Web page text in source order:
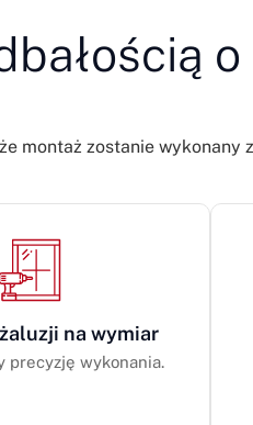
montaż zostanie
na wymiar
precyzję wykonania.